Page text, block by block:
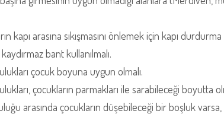
kapı arasına sıkışmasını önlemek için kapı
bant kullanılmalı.
çocuk boyuna uygun olmalı.
çocukların parmakları ile sarabileceği boyutta
arasında çocukların düşebileceği bir boşluk